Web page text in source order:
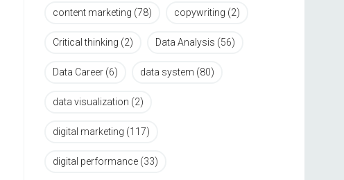
content marketing (78) copywriting (2)
Critical thinking (2) Data Analysis (56)
Data Career (6) data system (80)
data visualization (2)
digital marketing (117)
digital performance (33)